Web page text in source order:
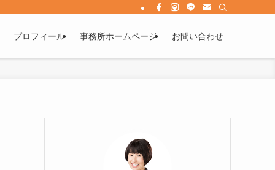
プロフィール 事務所ホームページ お問い合わせ